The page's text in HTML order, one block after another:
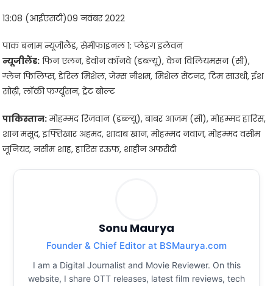
13:08 (आईएसटी)09 नवंबर 2022
पाक बनाम न्यूजीलैंड, सेमीफाइनल 1: प्लेइंग इलेवन
न्यूजीलैंड: फिन एलन, डेवोन कॉनवे (डब्ल्यू), केन विलियमसन (सी),
ग्लेन फिलिप्स, डेरिल मिशेल, जेम्स नीशम, मिशेल सेंटनर, टिम साउथी, ईश
सोढ़ी, लॉकी फर्ग्यूसन, ट्रेंट बोल्ट
पाकिस्तान:मोहम्मद रिजवान (डब्ल्यू), बाबर आजम (सी), मोहम्मद हारिस,
शान मसूद, इफ्तिखार अहमद, शादाब खान, मोहम्मद नवाज, मोहम्मद वसीम
जूनियर, नसीम शाह, हारिस रऊफ, शाहीन अफरीदी
Sonu Maurya
Founder & Chief Editor at BSMaurya.com
I am a Digital Journalist and Movie Reviewer. On this
website, I share OTT releases, latest film reviews, tech